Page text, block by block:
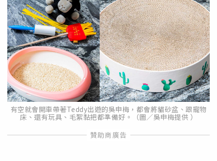
有空就會開車帶著Teddy出遊的吳申梅，都會將貓砂盆、跟寵物
床、還有玩具、毛絮黏把都準備好。（圖／吳申梅提供 ）